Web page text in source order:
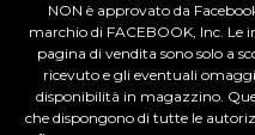
NON è approvato da
marchio di FACEBOOK, Inc.
pagina di vendita sono solo a
ricevuto e gli eventuali
disponibilità in magazzino.
che dispongono di tutte le